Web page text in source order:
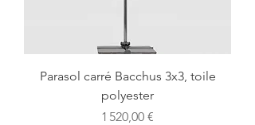
Parasol carré Bacchus 3x3, toile
polyester
Prix
1 520,00 €